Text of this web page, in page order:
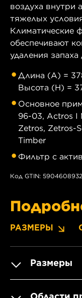
воздуха внутри
тяжелых
Климатические
обеспечивают
удаления
Длина (A) =
Высота (H) =
Основное
96-03, Actros I
Zetros, Zetros-
Timber
Фильтр с
Код GTIN:
РАЗМЕРЫ
Размеры